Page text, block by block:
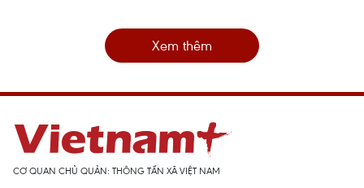
Xem thêm
CƠ QUAN CHỦ QUẢN: THÔNG TẤN XÃ VIỆT NAM